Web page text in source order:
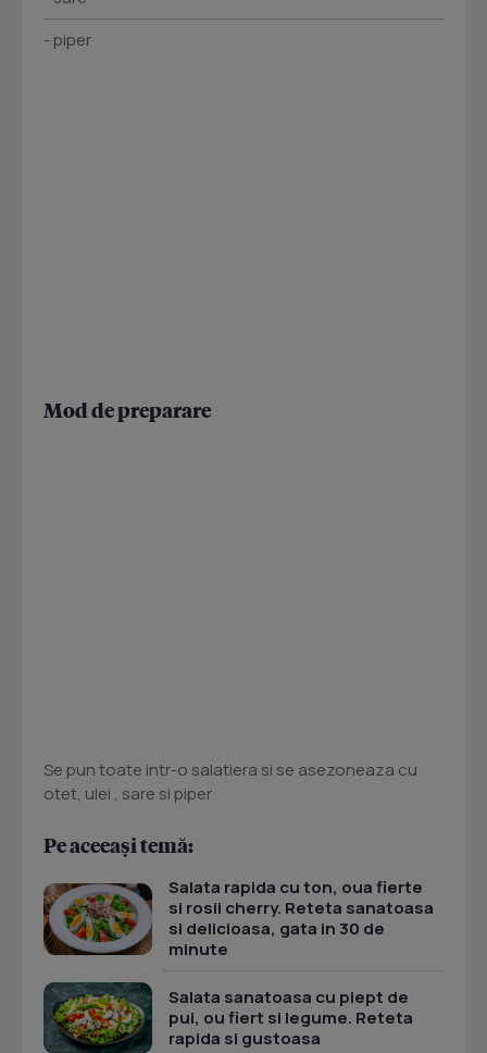
- piper
Mod de preparare
Se pun toate intr-o salatiera si se asezoneaza cu
otet, ulei , sare si piper
Pe aceeași temă:
Salata rapida cu ton, oua fierte
si rosii cherry. Reteta sanatoasa
si delicioasa, gata in 30 de
minute
Salata sanatoasa cu piept de
pui, ou fiert si legume. Reteta
rapida si gustoasa